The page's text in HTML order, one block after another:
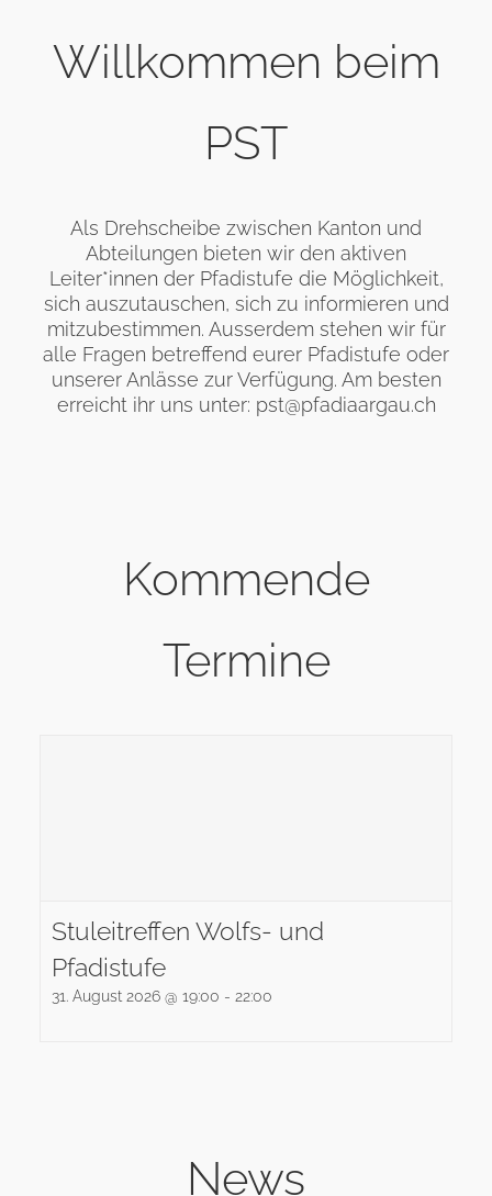
Willkommen beim
PST
Als Drehscheibe zwischen Kanton und
Abteilungen bieten wir den aktiven
Leiter*innen der Pfadistufe die Möglichkeit,
sich auszutauschen, sich zu informieren und
mitzubestimmen. Ausserdem stehen wir für
alle Fragen betreffend eurer Pfadistufe oder
unserer Anlässe zur Verfügung. Am besten
erreicht ihr uns unter: pst@pfadiaargau.ch
Kommende
Termine
Stuleitreffen Wolfs- und
Pfadistufe
31. August 2026 @ 19:00 - 22:00
News